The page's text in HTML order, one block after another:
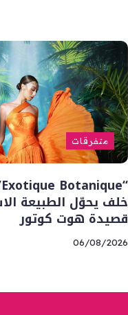
متفرقات
خلف يحوّل الطبيعة
قصيدة هوت كوتور
06/08/2026